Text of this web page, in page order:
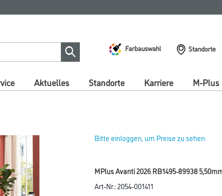
Farbauswahl
Standorte
Aktuelles Standorte Karriere M-Plus
Bitte einloggen, um Preise zu sehen
MPlus Avanti 2026 RB1495-89938
Art-Nr.:2054-001411